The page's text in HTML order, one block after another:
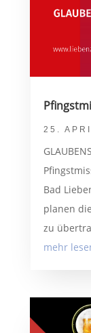
25.
Bad
planen
zu
mehr